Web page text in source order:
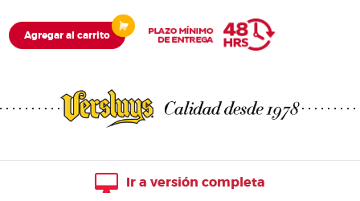
Agregar al carrito
Ir a versión completa